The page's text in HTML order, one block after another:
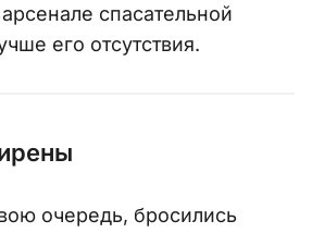
спасательной
его отсутствия.
очередь, бросились